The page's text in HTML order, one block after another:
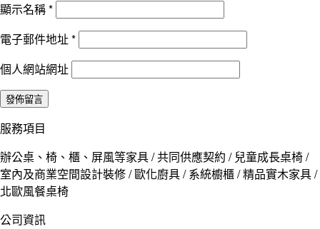
顯示名稱*
電子郵件地址*
個人網站網址
服務項目
辦公桌、椅、櫃、屏風等家具 / 共同供應契約 / 兒童成長桌椅 /
室內及商業空間設計裝修 / 歐化廚具 / 系統櫥櫃 / 精品實木家具 /
北歐風餐桌椅
公司資訊